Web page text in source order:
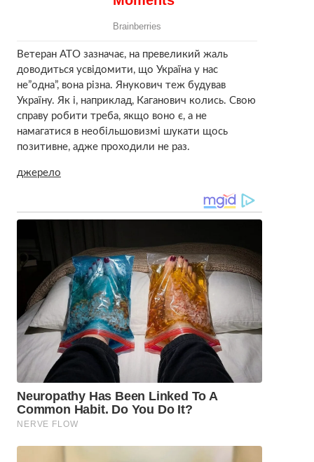
Ветеран АТО зазначає, на превеликий жаль
доводиться усвідомити, що Україна у нас
не”одна”, вона різна. Янукович теж будував
Україну. Як і, наприклад, Каганович колись. Свою
справу робити треба, якщо воно є, а не
намагатися в необільшовизмі шукати щось
позитивне, адже проходили не раз.
джерело